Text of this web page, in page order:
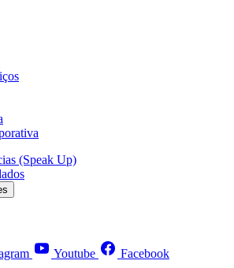
(Speak Up)
Youtube Facebook